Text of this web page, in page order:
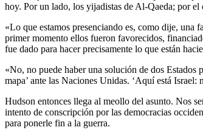
hoy. Por un lado, los yijadistas de Al-Qaeda; por el
«Lo que estamos presenciando es, como dije, una
primer momento ellos fueron favorecidos,
fue dado para hacer precisamente lo que están
«No, no puede haber una solución de dos Estados
mapa’ ante las Naciones Unidas. ‘Aquí está
Hudson entonces llega al meollo del asunto. Nos
intento de conscripción por las democracias
para ponerle fin a la guerra.